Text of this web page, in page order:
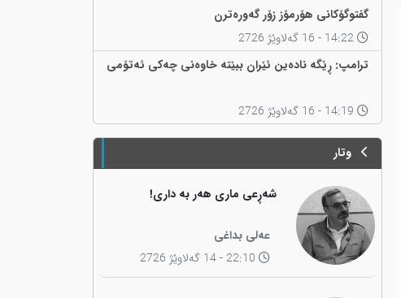
گفتوگۆکانی هۆرمۆز زۆر گەورەترن
ترامپ: ڕێگە نادەین ئێران ببێتە خاوەنی چەکی ئەتۆمی
وتار
شەڕعی ماری هەر بە داری!
عەلی بداغی
22:10 - 14 گەلاوێژ 2726